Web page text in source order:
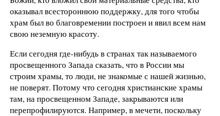
оказывал всестороннюю поддержку, для того чтобы
храм был во благовремении построен и явил всем нам
свою неземную красоту.
Если сегодня где-нибудь в странах так называемого
просвещенного Запада сказать, что в России мы
строим храмы, то люди, не знакомые с нашей жизнью,
не поверят. Потому что сегодня христианские храмы
там, на просвещенном Западе, закрываются или
перепрофилируются. Например, в мечети, поскольку